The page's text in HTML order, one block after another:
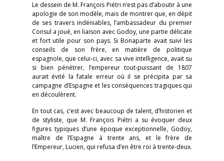
Le dessein de M. François Piétri n’est pas d’aboutir à une
apologie de son modèle, mais de montrer que, en dépit
de ses travers indéniables, l’ambassadeur du premier
Consul a joué, en liaison avec Godoy, une partie délicate
et fort utile pour son pays. Si Bonaparte avait suivi les
conseils de son frère, en matière de politique
espagnole, que celui-ci, avec sa vive intelligence, avait su
si bien pénétrer, l’empereur tout-puissant de 1807
aurait évité la fatale erreur où il se précipita par sa
campagne d’Espagne et les conséquences tragiques qui
en découlèrent.
En tout cas, c’est avec beaucoup de talent, d’historien et
de styliste, que M. François Piétri a su évoquer deux
figures typiques d’une époque exceptionnelle, Godoy,
maître de l’Espagne à trente ans, et le frère de
l’Empereur, Lucien, qui refusa d’en être roi à trente-deux.